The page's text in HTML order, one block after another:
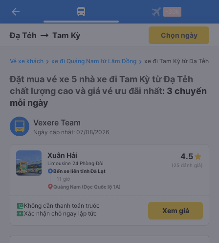
Tải app Vexere ngay!
Nhận ưu đãi thành viên độc
Mở app
Tải app Vexere
-30k/ghế khi đặt vé máy bay qua
Mở app
arrow_back
Đạ Tẻh Tam Kỳ Chọn ngày
Vé xe khách xe đi Quảng Nam từ Lâm Đồng xe đi Tam Kỳ từ Đạ Tẻh
Đặt mua vé xe 5 nhà xe đi Tam Kỳ từ Đạ Tẻh
chất lượng cao và giá vé ưu đãi nhất: 3 chuyến
mỗi ngày
Vexere Team
Ngày cập nhật: 07/08/2026
Xuân Hải
Limousine 24 Phòng Đôi
4.5
(25 đánh giá)
Bến xe liên tỉnh Đà Lạt
11 giờ
Quảng Nam (Dọc Quốc lộ 1A)
Không cần thanh toán trước
Xác nhận chỗ ngay lập tức
Xem giá